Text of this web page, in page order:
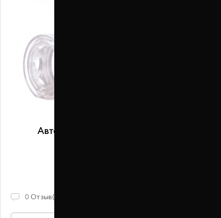
Автобаферы размер B передние
0 Отзыв(ов)